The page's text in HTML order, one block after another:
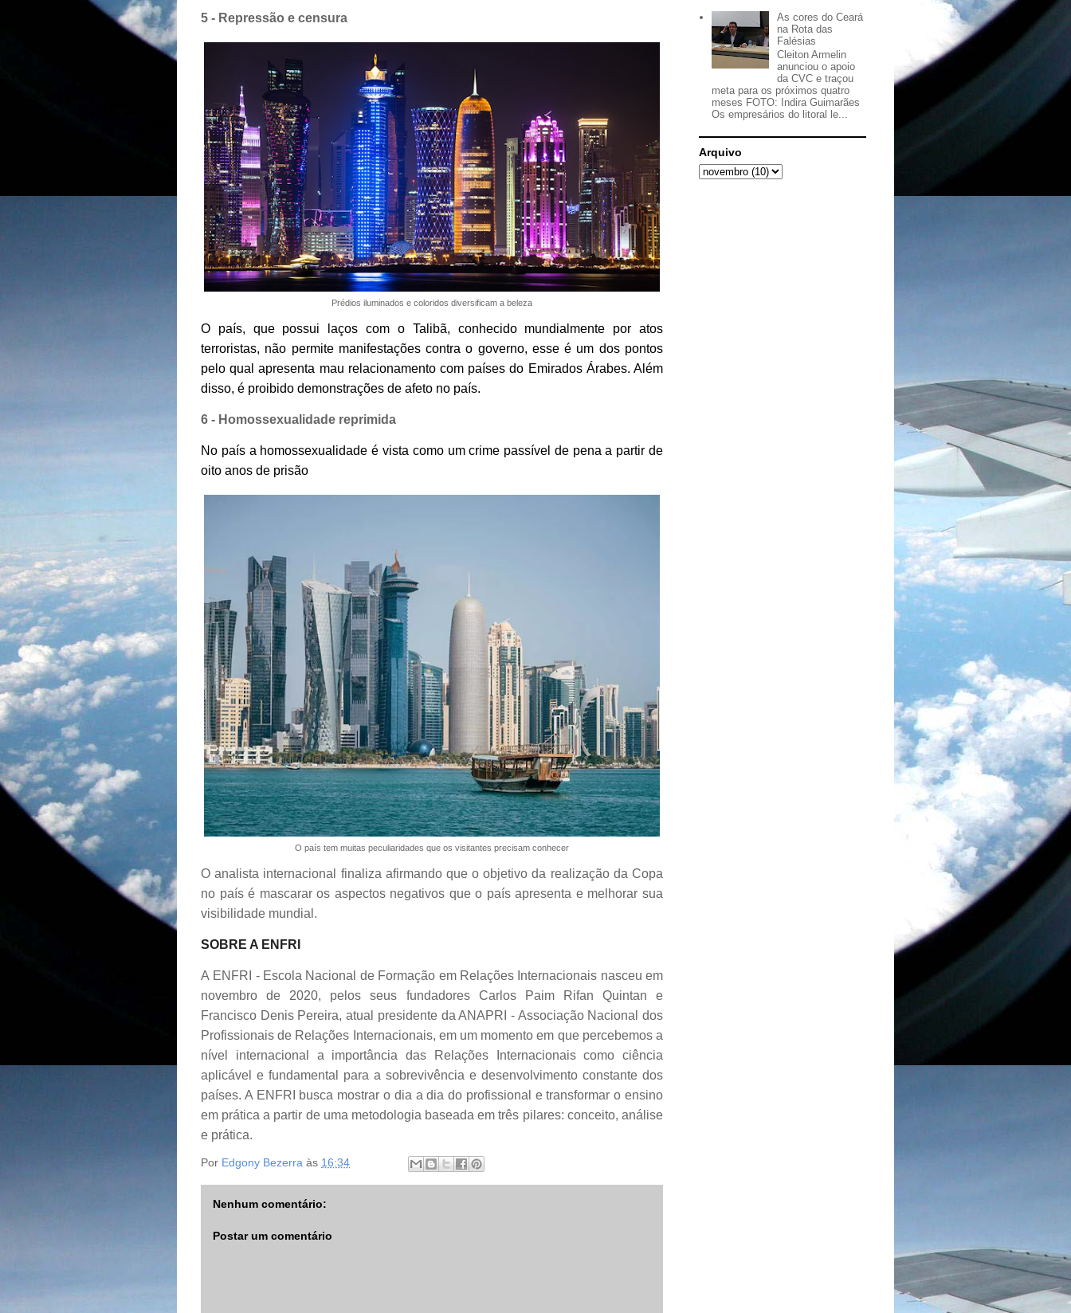
5 - Repressão e censura
Prédios iluminados e coloridos diversificam a beleza
O país, que possui laços com o Talibã, conhecido mundialmente por atos
terroristas, não permite manifestações contra o governo, esse é um dos pontos
pelo qual apresenta mau relacionamento com países do Emirados Árabes. Além
disso, é proibido demonstrações de afeto no país.
6 - Homossexualidade reprimida
No país a homossexualidade é vista como um crime passível de pena a partir de
oito anos de prisão
O país tem muitas peculiaridades que os visitantes precisam conhecer
O analista internacional finaliza afirmando que o objetivo da realização da Copa
no país é mascarar os aspectos negativos que o país apresenta e melhorar sua
visibilidade mundial.
SOBRE A ENFRI
A ENFRI - Escola Nacional de Formação em Relações Internacionais nasceu em
novembro de 2020, pelos seus fundadores Carlos Paim Rifan Quintan e
Francisco Denis Pereira, atual presidente da ANAPRI - Associação Nacional dos
Profissionais de Relações Internacionais, em um momento em que percebemos a
nível internacional a importância das Relações Internacionais como ciência
aplicável e fundamental para a sobrevivência e desenvolvimento constante dos
países. A ENFRI busca mostrar o dia a dia do profissional e transformar o ensino
em prática a partir de uma metodologia baseada em três pilares: conceito, análise
e prática.
Por Edgony Bezerra às 16:34
Nenhum comentário:
Postar um comentário
As cores do Ceará
na Rota das
Falésias
Cleiton Armelin
anunciou o apoio
da CVC e traçou
meta para os próximos quatro
meses FOTO: Indira Guimarães
Os empresários do litoral le...
Arquivo